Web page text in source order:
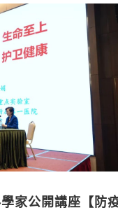
家公開講座【防